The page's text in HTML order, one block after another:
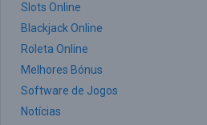
Slots Online
Blackjack Online
Roleta Online
Melhores Bónus
Software de Jogos
Notícias